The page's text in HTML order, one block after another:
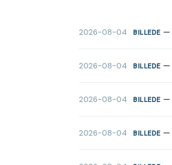
2026-08-04 BILLEDE—
2026-08-04 BILLEDE—
2026-08-04 BILLEDE—
2026-08-04 BILLEDE—